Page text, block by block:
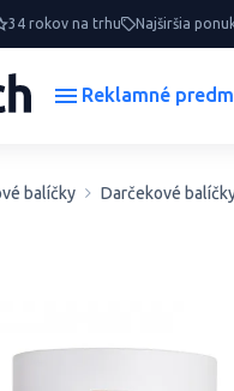
34 rokov na trhu Najširšia
Reklamné
balíčky Darčekové